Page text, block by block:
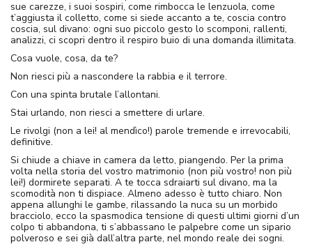
sue carezze, i suoi sospiri, come rimbocca le lenzuola, come
t’aggiusta il colletto, come si siede accanto a te, coscia contro
coscia, sul divano: ogni suo piccolo gesto lo scomponi, rallenti,
analizzi, ci scopri dentro il respiro buio di una domanda illimitata.
Cosa vuole, cosa, da te?
Non riesci più a nascondere la rabbia e il terrore.
Con una spinta brutale l’allontani.
Stai urlando, non riesci a smettere di urlare.
Le rivolgi (non a lei! al mendìco!) parole tremende e irrevocabili,
definitive.
Si chiude a chiave in camera da letto, piangendo. Per la prima
volta nella storia del vostro matrimonio (non più vostro! non più
lei!) dormirete separati. A te tocca sdraiarti sul divano, ma la
scomodità non ti dispiace. Almeno adesso è tutto chiaro. Non
appena allunghi le gambe, rilassando la nuca su un morbido
bracciolo, ecco la spasmodica tensione di questi ultimi giorni d’un
colpo ti abbandona, ti s’abbassano le palpebre come un sipario
polveroso e sei già dall’altra parte, nel mondo reale dei sogni.